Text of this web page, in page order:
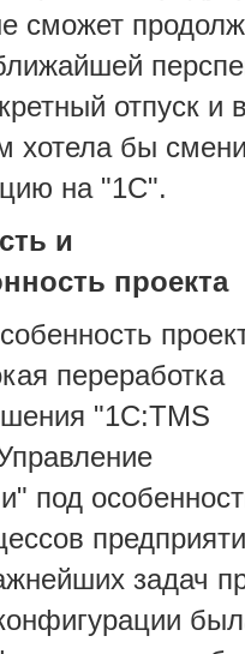
сможет
отпуск и в
хотела бы
на "1С".
и
проекта
переработка
"1С:TMS
под
задач